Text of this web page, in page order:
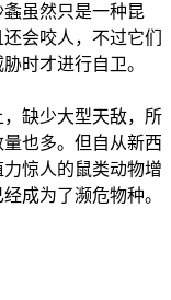
虽然只是一种昆
会咬人，不过它们
时才进行自卫。
缺少大型天敌，所
也多。但自从新西
惊人的鼠类动物增
成为了濒危物种。